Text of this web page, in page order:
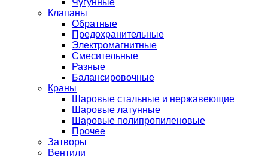
Чугунные
Клапаны
Обратные
Предохранительные
Электромагнитные
Смесительные
Разные
Балансировочные
Краны
Шаровые стальные и нержавеющие
Шаровые латунные
Шаровые полипропиленовые
Прочее
Затворы
Вентили